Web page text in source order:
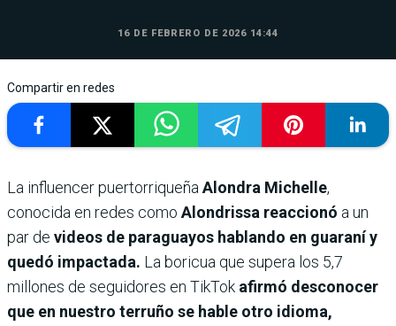
16 DE FEBRERO DE 2026 14:44
Compartir en redes
La influencer puertorriqueña Alondra Michelle,
conocida en redes como Alondrissa reaccionó a un
par de videos de paraguayos hablando en guaraní y
quedó impactada. La boricua que supera los 5,7
millones de seguidores en TikTok afirmó desconocer
que en nuestro terruño se hable otro idioma,